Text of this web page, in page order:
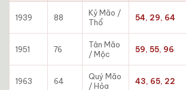
1939 88
Kỷ Mão /
Thổ
54, 29, 64
1951 76
Tân Mão
/ Mộc
59, 55, 96
1963 64
Quý Mão
/ Hỏa
43, 65, 22